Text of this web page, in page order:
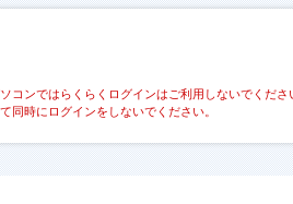
コンではらくらくログインはご利用しないでくださ
同時にログインをしないでください。